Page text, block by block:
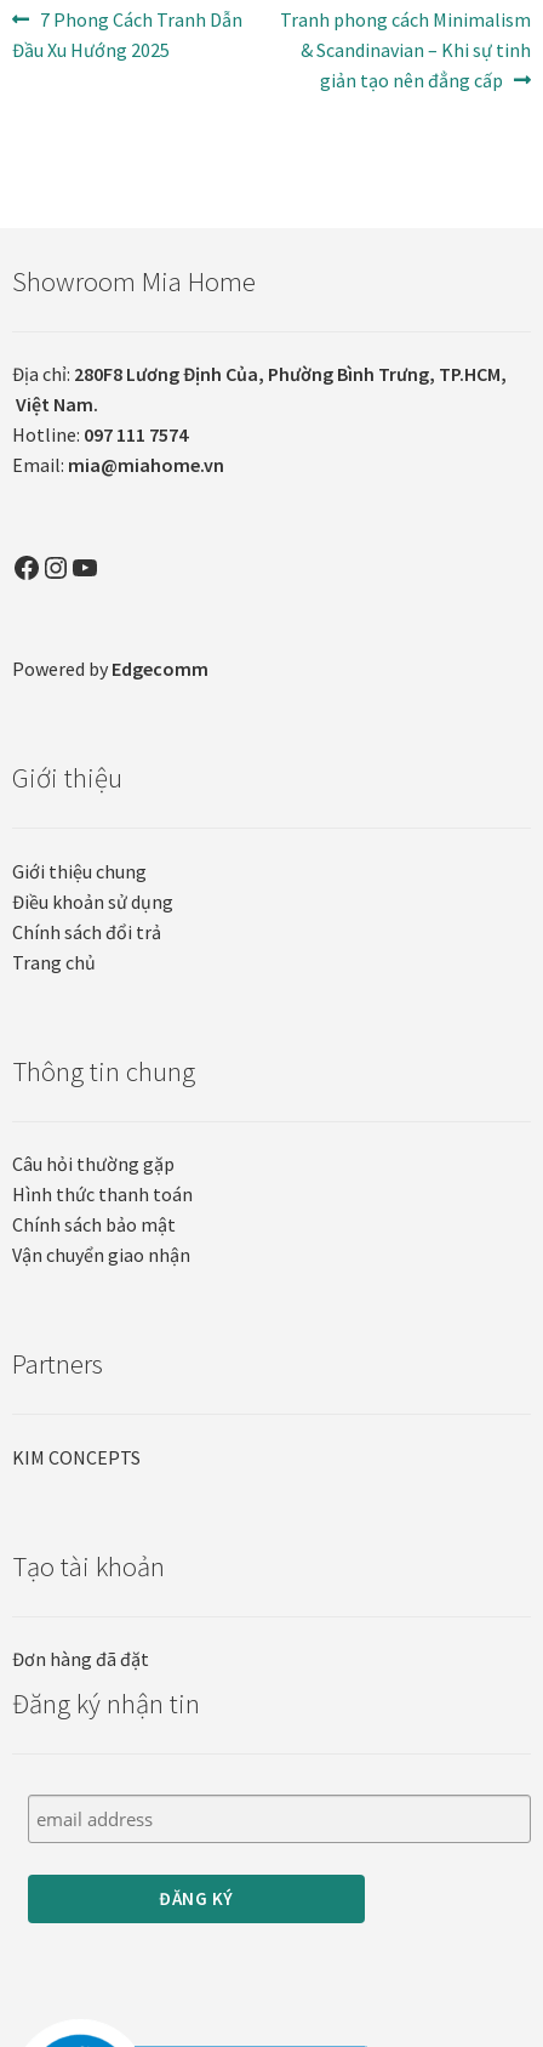
Điều
hướng
Bài
trước:
7 Phong Cách Tranh Dẫn
Đầu Xu Hướng 2025
Bài
tiếp
theo:
Tranh phong cách Minimalism
& Scandinavian – Khi sự tinh
giản tạo nên đẳng cấp
Showroom Mia Home
Địa chỉ: 280F8 Lương Định Của, Phường Bình Trưng, TP.HCM,
Việt Nam.
Hotline: 097 111 7574
Email: mia@miahome.vn
Facebook
Instagram
YouTube
Powered by Edgecomm
Giới thiệu
Giới thiệu chung
Điều khoản sử dụng
Chính sách đổi trả
Trang chủ
Thông tin chung
Câu hỏi thường gặp
Hình thức thanh toán
Chính sách bảo mật
Vận chuyển giao nhận
Partners
KIM CONCEPTS
Tạo tài khoản
Đơn hàng đã đặt
Đăng ký nhận tin